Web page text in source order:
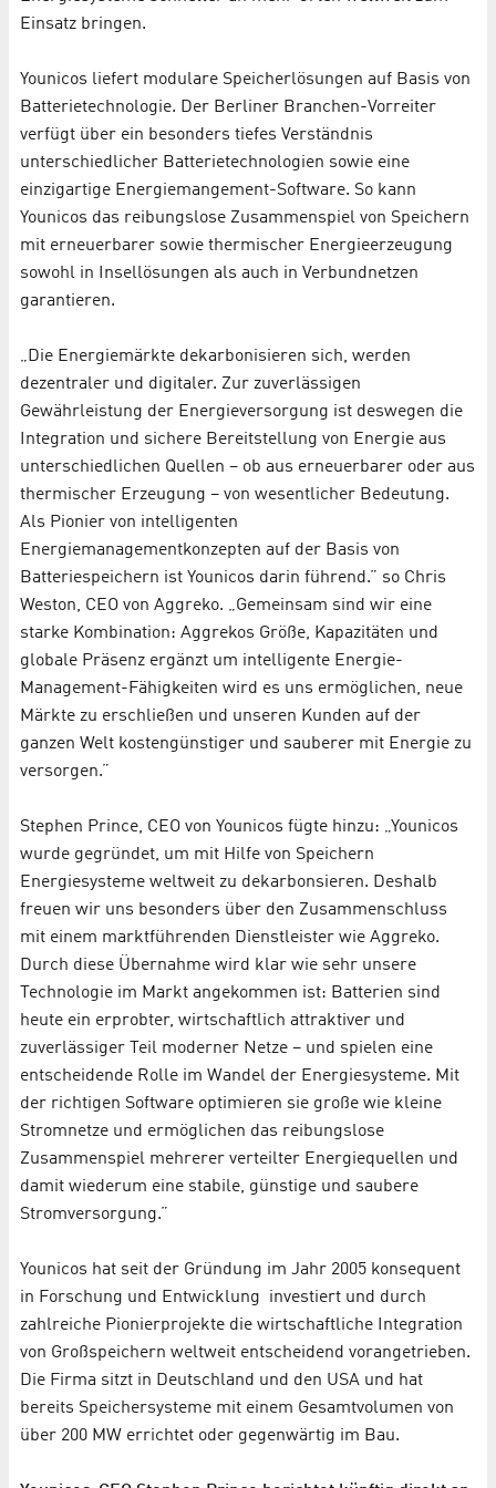
Einsatz bringen.
Younicos liefert modulare Speicherlösungen auf Basis von
Batterietechnologie. Der Berliner Branchen-Vorreiter
verfügt über ein besonders tiefes Verständnis
unterschiedlicher Batterietechnologien sowie eine
einzigartige Energiemangement-Software. So kann
Younicos das reibungslose Zusammenspiel von Speichern
mit erneuerbarer sowie thermischer Energieerzeugung
sowohl in Insellösungen als auch in Verbundnetzen
garantieren.
„Die Energiemärkte dekarbonisieren sich, werden
dezentraler und digitaler. Zur zuverlässigen
Gewährleistung der Energieversorgung ist deswegen die
Integration und sichere Bereitstellung von Energie aus
unterschiedlichen Quellen – ob aus erneuerbarer oder aus
thermischer Erzeugung – von wesentlicher Bedeutung.
Als Pionier von intelligenten
Energiemanagementkonzepten auf der Basis von
Batteriespeichern ist Younicos darin führend.” so Chris
Weston, CEO von Aggreko. „Gemeinsam sind wir eine
starke Kombination: Aggrekos Größe, Kapazitäten und
globale Präsenz ergänzt um intelligente Energie-
Management-Fähigkeiten wird es uns ermöglichen, neue
Märkte zu erschließen und unseren Kunden auf der
ganzen Welt kostengünstiger und sauberer mit Energie zu
versorgen.”
Stephen Prince, CEO von Younicos fügte hinzu: „Younicos
wurde gegründet, um mit Hilfe von Speichern
Energiesysteme weltweit zu dekarbonsieren. Deshalb
freuen wir uns besonders über den Zusammenschluss
mit einem marktführenden Dienstleister wie Aggreko.
Durch diese Übernahme wird klar wie sehr unsere
Technologie im Markt angekommen ist: Batterien sind
heute ein erprobter, wirtschaftlich attraktiver und
zuverlässiger Teil moderner Netze – und spielen eine
entscheidende Rolle im Wandel der Energiesysteme. Mit
der richtigen Software optimieren sie große wie kleine
Stromnetze und ermöglichen das reibungslose
Zusammenspiel mehrerer verteilter Energiequellen und
damit wiederum eine stabile, günstige und saubere
Stromversorgung.”
Younicos hat seit der Gründung im Jahr 2005 konsequent
in Forschung und Entwicklung investiert und durch
zahlreiche Pionierprojekte die wirtschaftliche Integration
von Großspeichern weltweit entscheidend vorangetrieben.
Die Firma sitzt in Deutschland und den USA und hat
bereits Speichersysteme mit einem Gesamtvolumen von
über 200 MW errichtet oder gegenwärtig im Bau.